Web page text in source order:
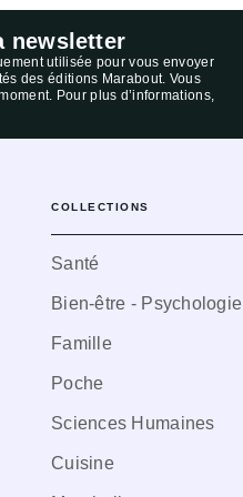
newsletter
utilisée pour vous envoyer
des éditions Marabout. Vous
Pour plus d’informations,
COLLECTIONS
Santé
Bien-être - Psychologie
Famille
Poche
Sciences Humaines
Cuisine